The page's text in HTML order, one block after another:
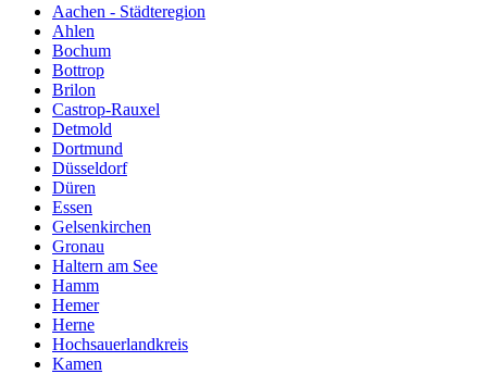
Aachen - Städteregion
Ahlen
Bochum
Bottrop
Brilon
Castrop-Rauxel
Detmold
Dortmund
Düsseldorf
Düren
Essen
Gelsenkirchen
Gronau
Haltern am See
Hamm
Hemer
Herne
Hochsauerlandkreis
Kamen